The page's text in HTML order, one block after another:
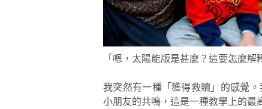
「嗯，太陽能版是甚麼？這要怎麼
我突然有一種「獲得救贖」的感覺
小朋友的共鳴，這是一種教學上的最